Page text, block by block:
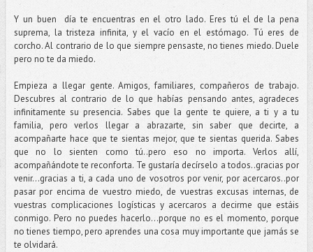
Y un buen día te encuentras en el otro lado. Eres tú el de la pena
suprema, la tristeza infinita, y el vacío en el estómago. Tú eres de
corcho. Al contrario de lo que siempre pensaste, no tienes miedo. Duele
pero no te da miedo.
Empieza a llegar gente. Amigos, familiares, compañeros de trabajo.
Descubres al contrario de lo que habías pensando antes, agradeces
infinitamente su presencia. Sabes que la gente te quiere, a ti y a tu
familia, pero verlos llegar a abrazarte, sin saber que decirte, a
acompañarte hace que te sientas mejor, que te sientas querida. Sabes
que no lo sienten como tú..pero eso no importa. Verlos allí,
acompañándote te reconforta. Te gustaría decírselo a todos..gracias por
venir…gracias a ti, a cada uno de vosotros por venir, por acercaros..por
pasar por encima de vuestro miedo, de vuestras excusas internas, de
vuestras complicaciones logísticas y acercaros a decirme que estáis
conmigo. Pero no puedes hacerlo…porque no es el momento, porque
no tienes tiempo, pero aprendes una cosa muy importante que jamás se
te olvidará.